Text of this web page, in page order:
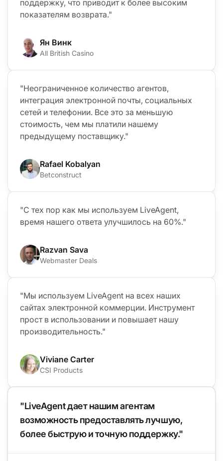
поддержку, что приводит к более высоким
показателям возврата."
Ян Винк
All British Casino
"Неограниченное количество агентов,
интеграция электронной почты, социальных
сетей и телефонии. Все это за меньшую
стоимость, чем мы платили нашему
предыдущему поставщику."
Rafael Kobalyan
Betconstruct
"С тех пор как мы используем LiveAgent,
время нашего ответа улучшилось на 60%."
Razvan Sava
Webmaster Deals
"Мы используем LiveAgent на всех наших
сайтах электронной коммерции. Инструмент
прост в использовании и повышает нашу
производительность."
Viviane Carter
CSI Products
"LiveAgent дает нашим агентам
возможность предоставлять лучшую,
более быструю и точную поддержку."